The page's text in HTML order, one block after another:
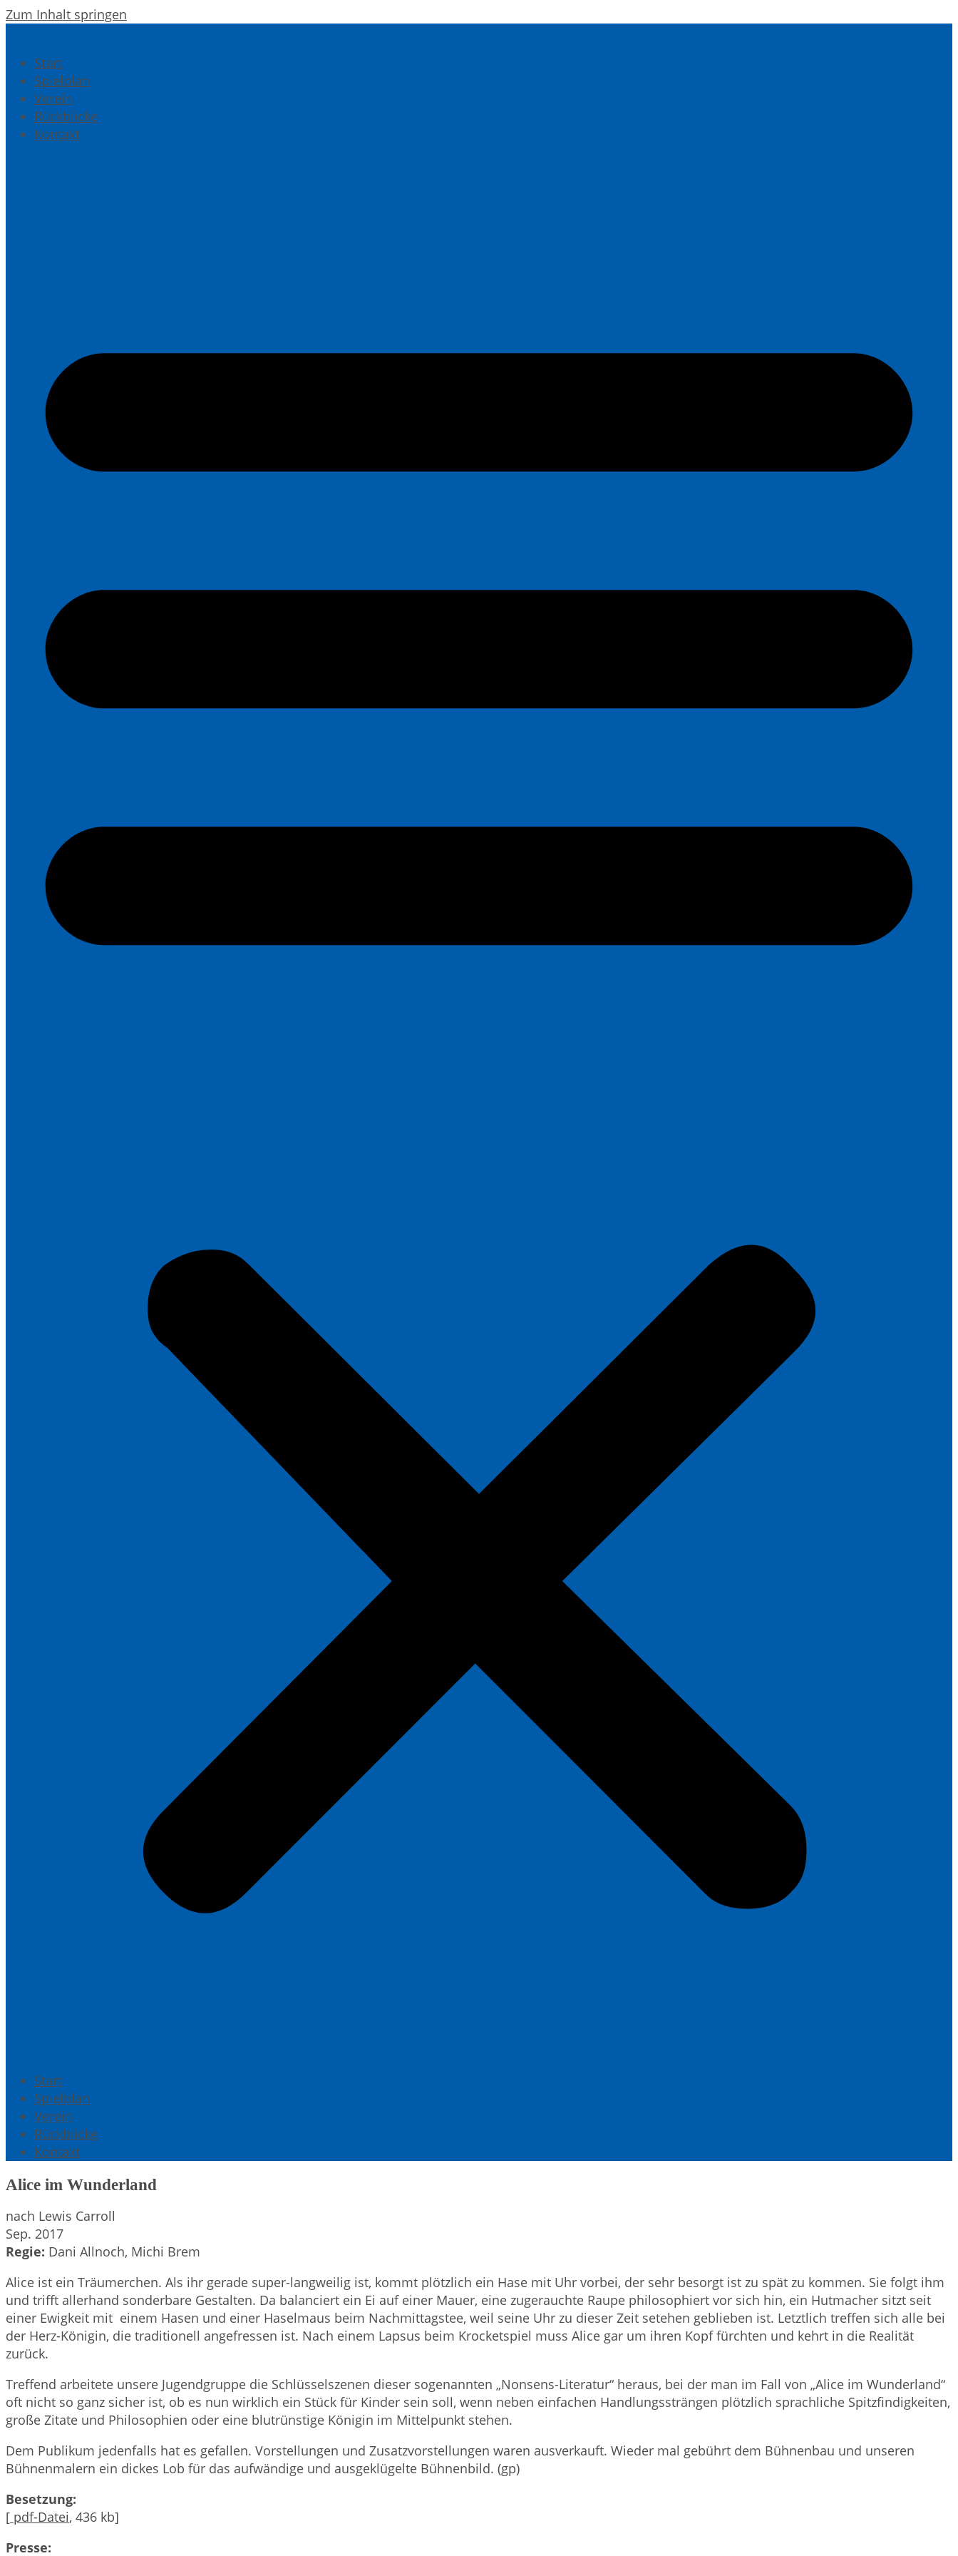
Zum Inhalt springen
Start
Spielplan
Verein
Rückblicke
Kontakt
Start
Spielplan
Verein
Rückblicke
Kontakt
Alice im Wunderland
nach Lewis Carroll
Sep. 2017
Regie: Dani Allnoch, Michi Brem
Alice ist ein Träumerchen. Als ihr gerade super-langweilig ist, kommt plötzlich ein Hase mit Uhr vorbei, der sehr besorgt ist zu spät zu kommen. Sie folgt ihm
und trifft allerhand sonderbare Gestalten. Da balanciert ein Ei auf einer Mauer, eine zugerauchte Raupe philosophiert vor sich hin, ein Hutmacher sitzt seit
einer Ewigkeit mit einem Hasen und einer Haselmaus beim Nachmittagstee, weil seine Uhr zu dieser Zeit setehen geblieben ist. Letztlich treffen sich alle bei
der Herz-Königin, die traditionell angefressen ist. Nach einem Lapsus beim Krocketspiel muss Alice gar um ihren Kopf fürchten und kehrt in die Realität
zurück.
Treffend arbeitete unsere Jugendgruppe die Schlüsselszenen dieser sogenannten „Nonsens-Literatur“ heraus, bei der man im Fall von „Alice im Wunderland“
oft nicht so ganz sicher ist, ob es nun wirklich ein Stück für Kinder sein soll, wenn neben einfachen Handlungssträngen plötzlich sprachliche Spitzfindigkeiten,
große Zitate und Philosophien oder eine blutrünstige Königin im Mittelpunkt stehen.
Dem Publikum jedenfalls hat es gefallen. Vorstellungen und Zusatzvorstellungen waren ausverkauft. Wieder mal gebührt dem Bühnenbau und unseren
Bühnenmalern ein dickes Lob für das aufwändige und ausgeklügelte Bühnenbild. (gp)
Besetzung:
[ pdf-Datei, 436 kb]
Presse: